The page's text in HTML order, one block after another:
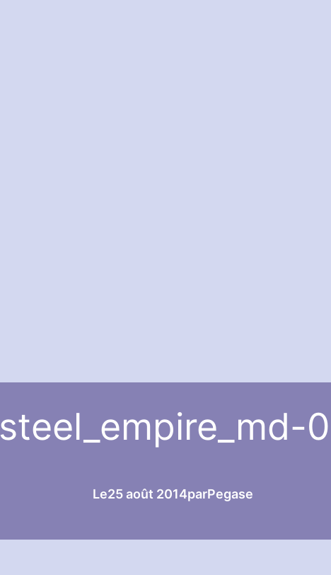
steel_empire_md-
Le25 août 2014parPegase